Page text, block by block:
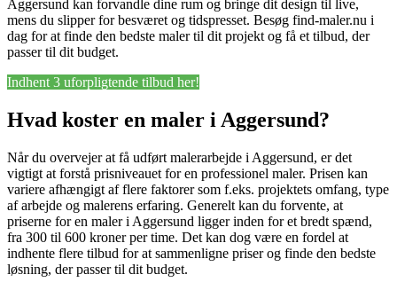
Aggersund kan forvandle dine rum og bringe dit design til live,
mens du slipper for besværet og tidspresset. Besøg find-maler.nu i
dag for at finde den bedste maler til dit projekt og få et tilbud, der
passer til dit budget.
Indhent 3 uforpligtende tilbud her!
Hvad koster en maler i Aggersund?
Når du overvejer at få udført malerarbejde i Aggersund, er det
vigtigt at forstå prisniveauet for en professionel maler. Prisen kan
variere afhængigt af flere faktorer som f.eks. projektets omfang, type
af arbejde og malerens erfaring. Generelt kan du forvente, at
priserne for en maler i Aggersund ligger inden for et bredt spænd,
fra 300 til 600 kroner per time. Det kan dog være en fordel at
indhente flere tilbud for at sammenligne priser og finde den bedste
løsning, der passer til dit budget.